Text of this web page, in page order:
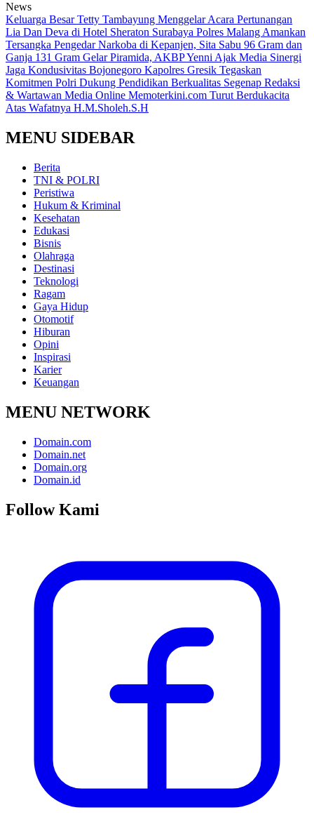
News
Keluarga Besar Tetty Tambayung Menggelar Acara Pertunangan
Lia Dan Deva di Hotel Sheraton Surabaya Polres Malang Amankan
Tersangka Pengedar Narkoba di Kepanjen, Sita Sabu 96 Gram dan
Ganja 131 Gram Gelar Piramida, AKBP Yenni Ajak Media Sinergi
Jaga Kondusivitas Bojonegoro Kapolres Gresik Tegaskan
Komitmen Polri Dukung Pendidikan Berkualitas Segenap Redaksi
& Wartawan Media Online Memoterkini.com Turut Berdukacita
Atas Wafatnya H.M.Sholeh.S.H
MENU SIDEBAR
Berita
TNI & POLRI
Peristiwa
Hukum & Kriminal
Kesehatan
Edukasi
Bisnis
Olahraga
Destinasi
Teknologi
Ragam
Gaya Hidup
Otomotif
Hiburan
Opini
Inspirasi
Karier
Keuangan
MENU NETWORK
Domain.com
Domain.net
Domain.org
Domain.id
Follow Kami